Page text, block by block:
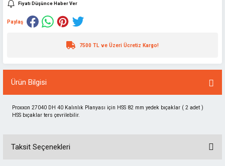
Fiyatı Düşünce Haber Ver
Paylaş
7500 TL ve Üzeri Ücretiz Kargo!
Ürün Bilgisi
Proxxon 27040 DH 40 Kalınlık Planyası için HSS 82 mm yedek bıçaklar ( 2 adet )
HSS bıçaklar ters çevrilebilir.
Taksit Seçenekleri